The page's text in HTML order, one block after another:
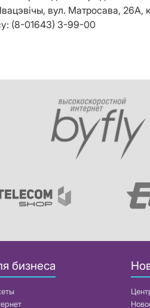
вул. Матросава, 26А,
(8-01643) 3-99-00
бизнеса